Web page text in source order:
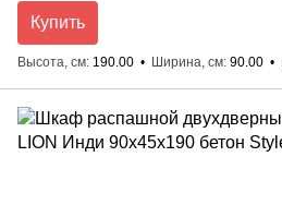
Купить
Высота, см 190.00 Ширина, см 90.00